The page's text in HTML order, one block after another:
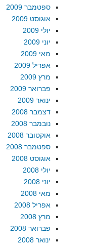
ספטמבר 2009
אוגוסט 2009
יולי 2009
יוני 2009
מאי 2009
אפריל 2009
מרץ 2009
פברואר 2009
ינואר 2009
דצמבר 2008
נובמבר 2008
אוקטובר 2008
ספטמבר 2008
אוגוסט 2008
יולי 2008
יוני 2008
מאי 2008
אפריל 2008
מרץ 2008
פברואר 2008
ינואר 2008